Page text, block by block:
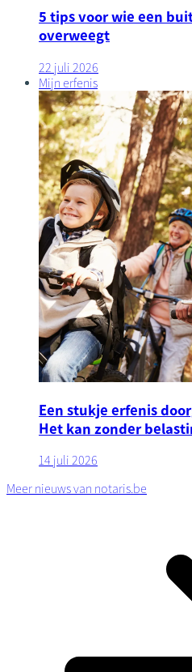
5 tips voor wie een
overweegt
22 juli 2026
Mijn erfenis
Een stukje erfenis
Het kan zonder
14 juli 2026
Meer nieuws van notaris.be